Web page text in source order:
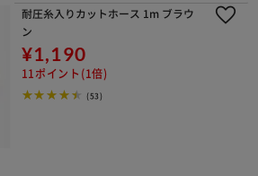
耐圧糸入りカットホース 1m ブラウ
ン
¥1,190
11ポイント(1倍)
(53)